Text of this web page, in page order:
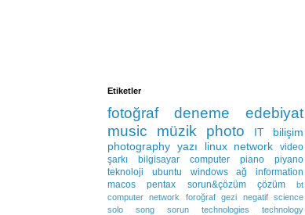
Etiketler
fotoğraf deneme
edebiyat
music
müzik photo IT
bilişim
photography yazı linux network
video
şarkı
bilgisayar computer piano
piyano
teknoloji
ubuntu windows ağ
information
macos
pentax sorun&çözüm çözüm
bt
computer network
foroğraf gezi negatif
science
solo
song sorun technologies
technology